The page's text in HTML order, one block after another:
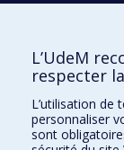
Écoles
Kinésiologie et
Orthophonie et
Réadaptation
L’UdeM
respecter
L’utilisation de
personnaliser
sont